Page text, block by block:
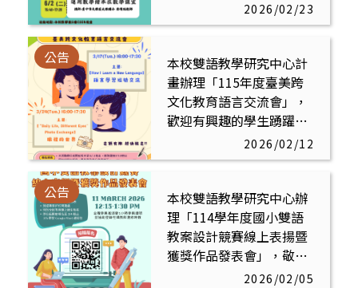
2026/02/23
本校雙語教學研究中心計
畫辦理「115年度臺美跨
文化教育語言交流會」，
歡迎有興趣的學生踴躍報
公告
2026/02/12
本校雙語教學研究中心辦
理「114學年度國小雙語
教案設計競賽線上表揚暨
獲獎作品發表會」，敬邀
有興趣的師生踴躍參與
公告
2026/02/05